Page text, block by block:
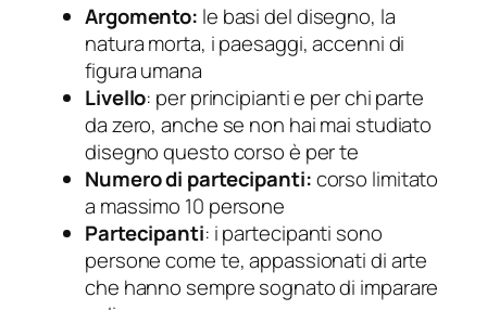
Argomento: le basi del disegno, la
natura morta, i paesaggi, accenni di
figura umana
Livello: per principianti e per chi parte
da zero, anche se non hai mai studiato
disegno questo corso è per te
Numero di partecipanti:corso limitato
a massimo 10 persone
Partecipanti: i partecipanti sono
persone come te, appassionati di arte
che hanno sempre sognato di imparare